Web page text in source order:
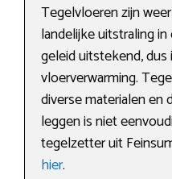
Tegelvloeren zijn
landelijke uitstraling
geleid uitstekend, dus
vloerverwarming.
diverse materialen en
leggen is niet
tegelzetter uit
hier.